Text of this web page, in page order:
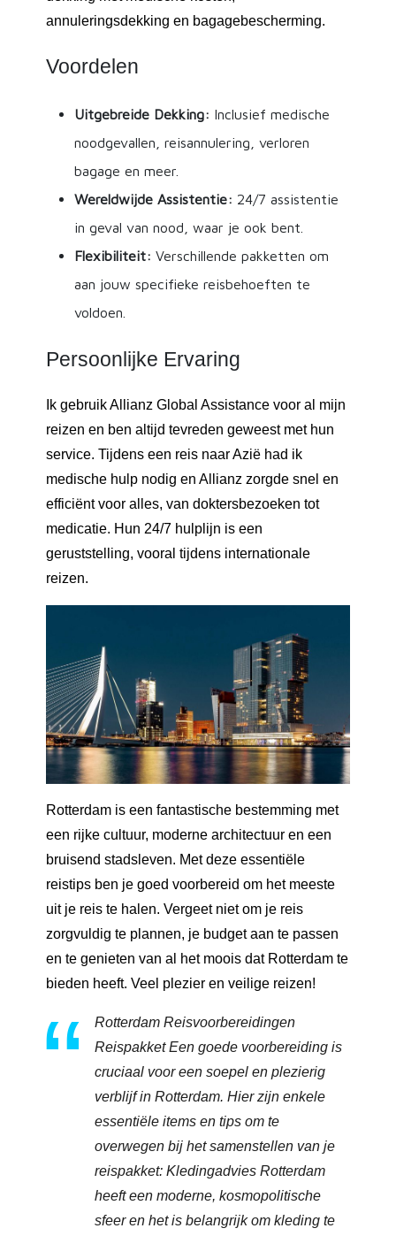
annuleringsdekking en bagagebescherming.
Voordelen
Uitgebreide Dekking: Inclusief medische
noodgevallen, reisannulering, verloren
bagage en meer.
Wereldwijde Assistentie: 24/7 assistentie
in geval van nood, waar je ook bent.
Flexibiliteit: Verschillende pakketten om
aan jouw specifieke reisbehoeften te
voldoen.
Persoonlijke Ervaring
Ik gebruik Allianz Global Assistance voor al mijn
reizen en ben altijd tevreden geweest met hun
service. Tijdens een reis naar Azië had ik
medische hulp nodig en Allianz zorgde snel en
efficiënt voor alles, van doktersbezoeken tot
medicatie. Hun 24/7 hulplijn is een
geruststelling, vooral tijdens internationale
reizen.
Rotterdam is een fantastische bestemming met
een rijke cultuur, moderne architectuur en een
bruisend stadsleven. Met deze essentiële
reistips ben je goed voorbereid om het meeste
uit je reis te halen. Vergeet niet om je reis
zorgvuldig te plannen, je budget aan te passen
en te genieten van al het moois dat Rotterdam te
bieden heeft. Veel plezier en veilige reizen!
Rotterdam Reisvoorbereidingen
Reispakket Een goede voorbereiding is
cruciaal voor een soepel en plezierig
verblijf in Rotterdam. Hier zijn enkele
essentiële items en tips om te
overwegen bij het samenstellen van je
reispakket: Kledingadvies Rotterdam
heeft een moderne, kosmopolitische
sfeer en het is belangrijk om kleding te